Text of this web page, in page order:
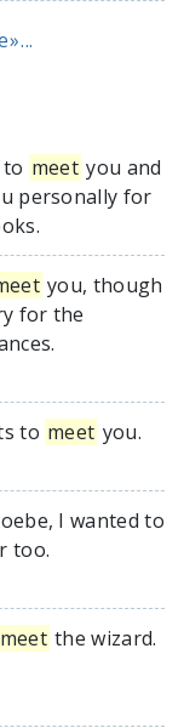
meet you and
personally for
you, though
for the
to meet you.
I wanted to
too.
meet the wizard.